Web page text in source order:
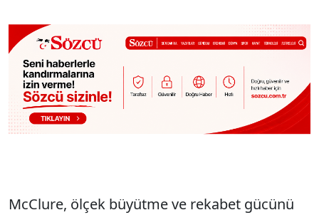
McClure, ölçek büyütme ve rekabet gücünü